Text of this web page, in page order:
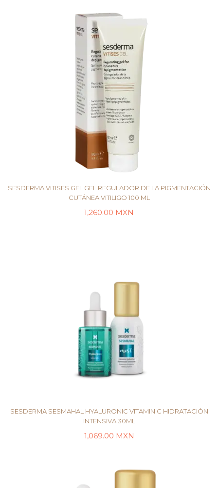
SESDERMA VITISES GEL GEL REGULADOR DE LA PIGMENTACIÓN
CUTÁNEA VITILIGO 100 ML
1,260.00 MXN
SESDERMA SESMAHAL HYALURONIC VITAMIN C HIDRATACIÓN
INTENSIVA 30ML
1,069.00 MXN